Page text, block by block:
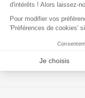
d'intérêts ! Alors laissez-
Pour modifier vos
'Préférences de cookies'
Je choisis